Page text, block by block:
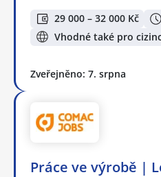
29 000 – 32 000 Kč
Vhodné také pro
Zveřejněno: 7. srpna
Práce ve výrobě |